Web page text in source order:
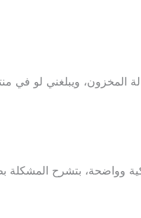
المخزون، ويبلغني لو في
وواضحة، بتشرح المشكلة